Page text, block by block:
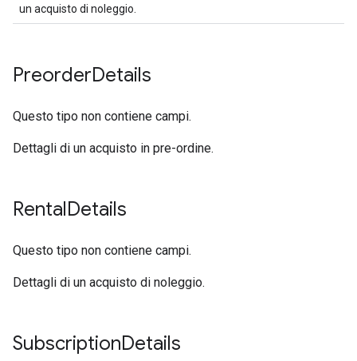
un acquisto di noleggio.
PreorderDetails
Questo tipo non contiene campi.
Dettagli di un acquisto in pre-ordine.
RentalDetails
Questo tipo non contiene campi.
Dettagli di un acquisto di noleggio.
SubscriptionDetails